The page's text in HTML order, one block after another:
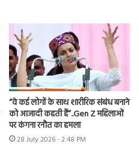
“वे कई लोगों के साथ शारीरिक संबंध बनाने
को आजादी कहती हैं”..Gen Z महिलाओं
पर कंगना रनौत का हमला
28 July 2026 - 2:48 PM